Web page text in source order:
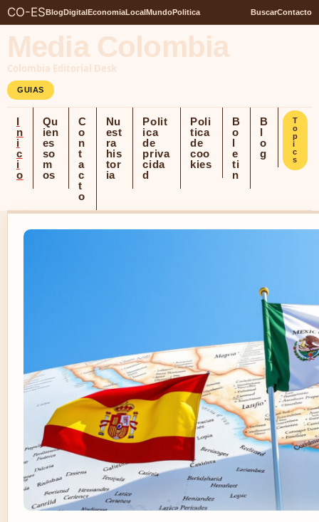
CO-ESBlogDigitalEconomiaLocalMundoPolitica BuscarContacto
Media Colombia
Colombia Editorial Desk
GUIAS
I
n
i
c
i
o
Qu
ien
es
so
m
os
C
o
n
t
a
c
t
o
Nu
est
ra
his
tor
ia
Polit
ica
de
priva
cida
d
Poli
tica
de
coo
kies
B
o
l
e
ti
n
B
l
o
g
T
o
p
i
c
s